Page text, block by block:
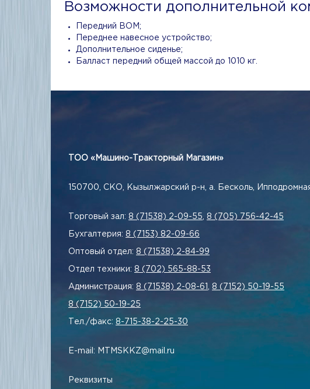
Возможности дополнительной
Передний ВОМ;
Переднее навесное устройство;
Дополнительное сиденье;
Балласт передний общей массой до 1010 кг.
ТОО «Машино-Тракторный Магазин»
150700, СКО, Кызылжарский р-н, а. Бесколь, Ипподромная,
Торговый зал: 8 (71538) 2-09-55 8 (705) 756-42-45
Бухгалтерия: 8 (7153) 82-09-66
Оптовый отдел: 8 (71538) 2-84-99
Отдел техники: 8 (702) 565-88-53
Администрация: 8 (71538) 2-08-61 8 (7152) 50-19-55
8 (7152) 50-19-25
Тел./факс: 8-715-38-2-25-30
E-mail: MTMSKKZ@mail.ru
Реквизиты